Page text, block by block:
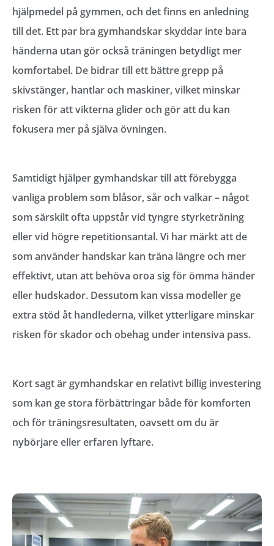
hjälpmedel på gymmen, och det finns en anledning
till det. Ett par bra gymhandskar skyddar inte bara
händerna utan gör också träningen betydligt mer
komfortabel. De bidrar till ett bättre grepp på
skivstänger, hantlar och maskiner, vilket minskar
risken för att vikterna glider och gör att du kan
fokusera mer på själva övningen.
Samtidigt hjälper gymhandskar till att förebygga
vanliga problem som blåsor, sår och valkar – något
som särskilt ofta uppstår vid tyngre styrketräning
eller vid högre repetitionsantal. Vi har märkt att de
som använder handskar kan träna längre och mer
effektivt, utan att behöva oroa sig för ömma händer
eller hudskador. Dessutom kan vissa modeller ge
extra stöd åt handlederna, vilket ytterligare minskar
risken för skador och obehag under intensiva pass.
Kort sagt är gymhandskar en relativt billig investering
som kan ge stora förbättringar både för komforten
och för träningsresultaten, oavsett om du är
nybörjare eller erfaren lyftare.